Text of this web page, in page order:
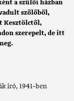
a szülői házban
szőlőből,
Kesztölctől,
szerepelt, de itt
író, 1941-ben